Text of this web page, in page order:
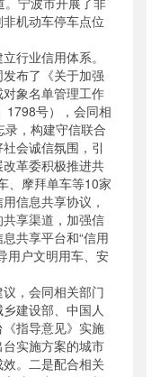
机动车停车点位
行业信用体系。
布了《关于加强
象名单管理工作
1798号），会同相
，构建守信联合
会诚信氛围，引
革委积极推进共
、摩拜单车等10家
信息共享协议，
享渠道，加强信
共享平台和“信用
用户文明用车、安
，会同相关部门
建设部、中国人
指导意见》实施
实施方案的城市
。二是配合相关